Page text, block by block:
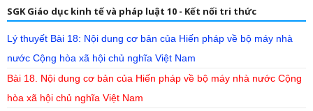
SGK Giáo dục kinh tế và pháp luật 10 - Kết nối tri thức
Lý thuyết Bài 18: Nội dung cơ bản của Hiến pháp về bộ máy nhà
nước Cộng hòa xã hội chủ nghĩa Việt Nam
Bài 18. Nội dung cơ bản của Hiến pháp về bộ máy nhà nước Cộng
hòa xã hội chủ nghĩa Việt Nam